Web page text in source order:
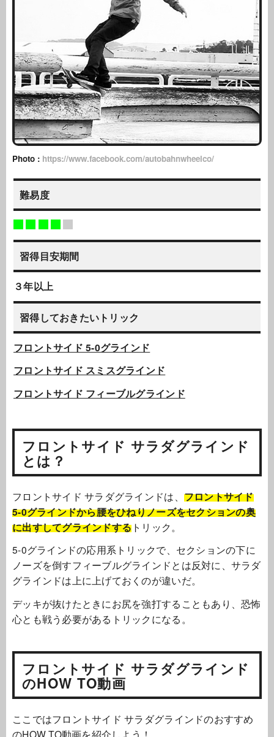
Photo : https://www.facebook.com/autobahnwheelco/
難易度
習得目安期間
３年以上
習得しておきたいトリック
フロントサイド 5-0グラインド
フロントサイド スミスグラインド
フロントサイド フィーブルグラインド
フロントサイド サラダグラインド
とは？
フロントサイド サラダグラインドは、 フロントサイド
5-0グラインドから腰をひねりノーズをセクションの奥
に出すしてグラインドする トリック。
5-0グラインドの応用系トリックで、セクションの下に
ノーズを倒すフィーブルグラインドとは反対に、サラダ
グラインドは上に上げておくのが違いだ。
デッキが抜けたときにお尻を強打することもあり、恐怖
心とも戦う必要があるトリックになる。
フロントサイド サラダグラインド
のHOW TO動画
ここではフロントサイド サラダグラインドのおすすめ
のHOW TO動画を紹介しよう！